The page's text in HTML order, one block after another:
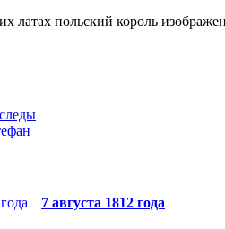
латах польский король
7 августа 1812 года